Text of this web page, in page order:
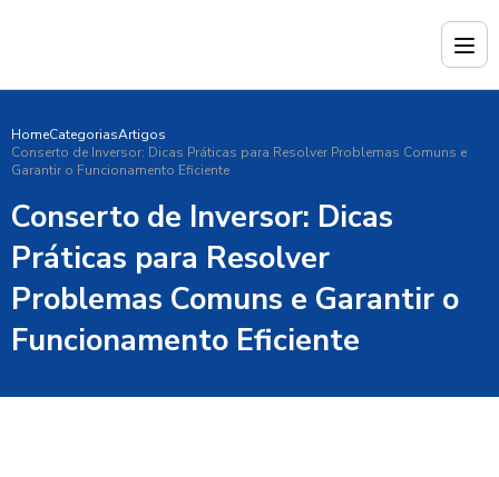
HomeCategoriasArtigos
Conserto de Inversor: Dicas Práticas para Resolver Problemas Comuns e
Garantir o Funcionamento Eficiente
Conserto de Inversor: Dicas
Práticas para Resolver
Problemas Comuns e Garantir o
Funcionamento Eficiente